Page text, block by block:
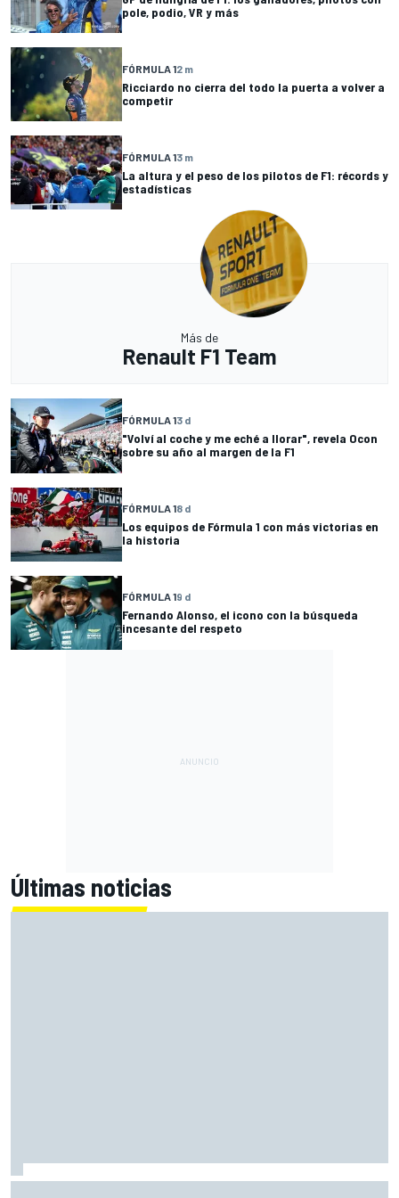
pole, podio, VR y más
FÓRMULA 12 m
Ricciardo no cierra del todo la puerta a volver a
competir
FÓRMULA 13 m
La altura y el peso de los pilotos de F1: récords y
estadísticas
Más de
Renault F1 Team
FÓRMULA 13 d
"Volví al coche y me eché a llorar", revela Ocon
sobre su año al margen de la F1
FÓRMULA 18 d
Los equipos de Fórmula 1 con más victorias en
la historia
FÓRMULA 19 d
Fernando Alonso, el icono con la búsqueda
incesante del respeto
Últimas noticias